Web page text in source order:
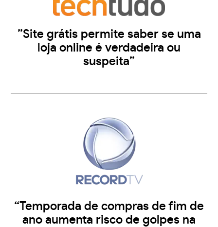
”Site grátis permite saber se uma
loja online é verdadeira ou
suspeita”
“Temporada de compras de fim de
ano aumenta risco de golpes na